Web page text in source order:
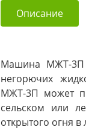
Описание
Машина МЖТ-3П
негорючих
МЖТ-3П может
сельском или
открытого огня